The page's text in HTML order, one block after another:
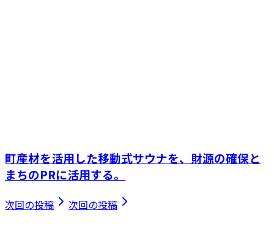
町産材を活用した移動式サウナを、財源の確保と
まちのPRに活用する。
次回の投稿 次回の投稿